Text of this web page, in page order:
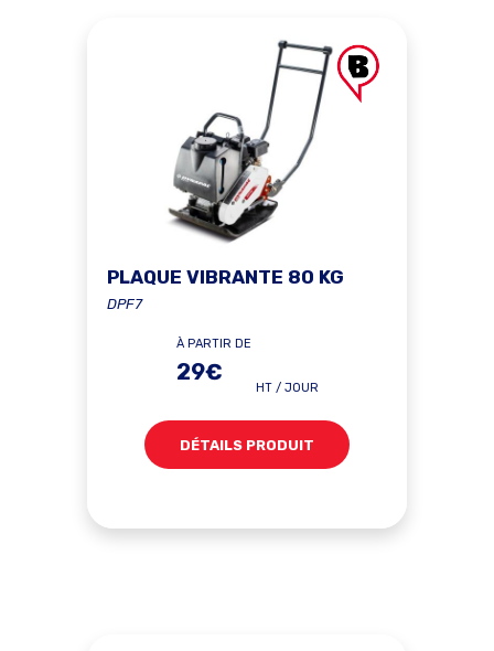
PLAQUE VIBRANTE 80 KG
DPF7
À PARTIR DE
29€
HT / JOUR
DÉTAILS PRODUIT